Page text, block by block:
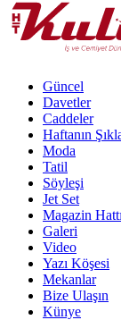
Güncel
Davetler
Caddeler
Haftanın
Moda
Tatil
Söyleşi
Jet Set
Magazin Hattı
Galeri
Video
Yazı Köşesi
Mekanlar
Bize Ulaşın
Künye